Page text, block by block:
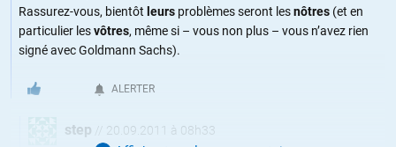
Rassurez-vous, bientôt leurs problèmes seront lesnôtres (et en
particulier lesvôtres, même si – vous non plus – vous n’avez rien
signé avec Goldmann Sachs).
ALERTER
step // 20.09.2011 à 08h33